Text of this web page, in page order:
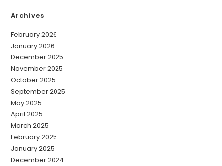
Archives
February 2026
January 2026
December 2025
November 2025
October 2025
September 2025
May 2025
April 2025
March 2025
February 2025
January 2025
December 2024